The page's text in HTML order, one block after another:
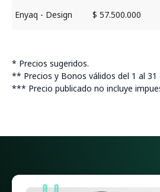
Enyaq - Design $ 57.500.000
* Precios sugeridos.
** Precios y Bonos válidos del 1 al 31
*** Precio publicado no incluye